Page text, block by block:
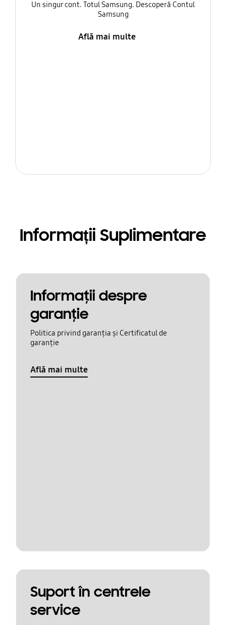
Un singur cont. Totul Samsung. Descoperă Contul
Samsung
Află mai multe
Informații Suplimentare
Informaţii despre
garanţie
Politica privind garanția și Certificatul de
garanție
Află mai multe
Suport în centrele
service